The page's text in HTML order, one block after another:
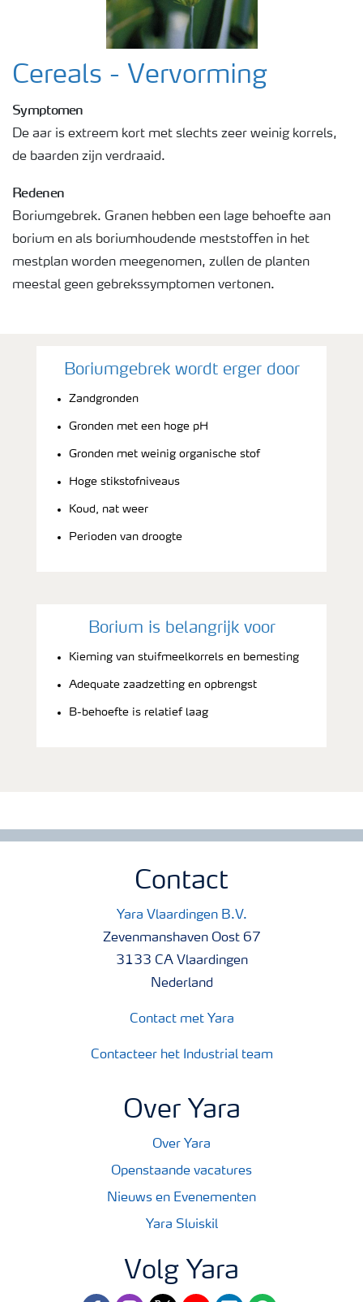
Cereals - Vervorming
Symptomen
De aar is extreem kort met slechts zeer weinig korrels,
de baarden zijn verdraaid.
Redenen
Boriumgebrek. Granen hebben een lage behoefte aan
borium en als boriumhoudende meststoffen in het
mestplan worden meegenomen, zullen de planten
meestal geen gebrekssymptomen vertonen.
Boriumgebrek wordt erger door
Zandgronden
Gronden met een hoge pH
Gronden met weinig organische stof
Hoge stikstofniveaus
Koud, nat weer
Perioden van droogte
Borium is belangrijk voor
Kieming van stuifmeelkorrels en bemesting
Adequate zaadzetting en opbrengst
B-behoefte is relatief laag
Contact
Yara Vlaardingen B.V.
Zevenmanshaven Oost 67
3133 CA Vlaardingen
Nederland
Contact met Yara
Contacteer het Industrial team
Over Yara
Over Yara
Openstaande vacatures
Nieuws en Evenementen
Yara Sluiskil
Volg Yara